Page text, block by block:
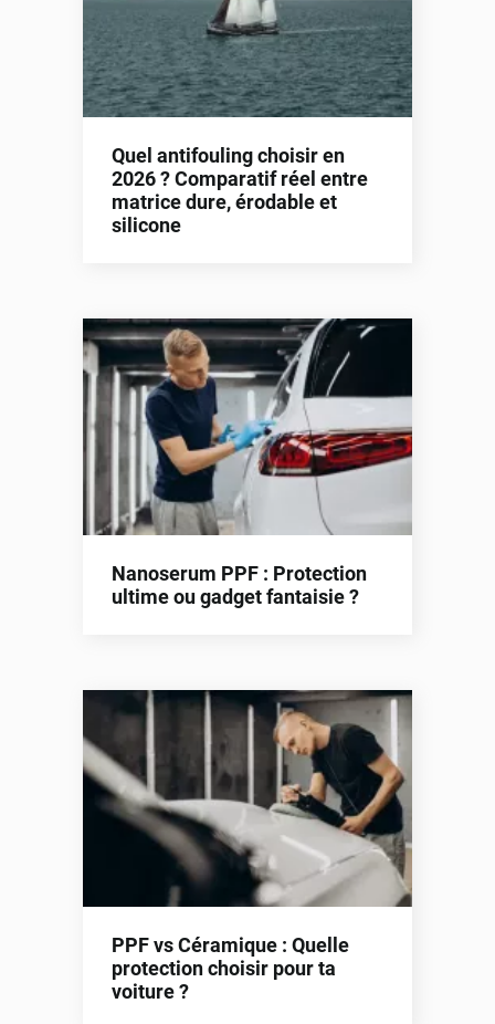
Quel antifouling choisir en
2026 ? Comparatif réel entre
matrice dure, érodable et
silicone
Nanoserum PPF : Protection
ultime ou gadget fantaisie ?
PPF vs Céramique : Quelle
protection choisir pour ta
voiture ?